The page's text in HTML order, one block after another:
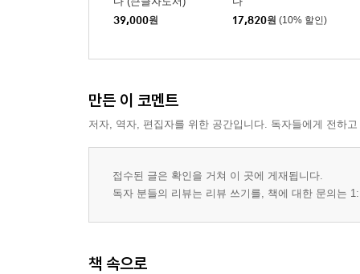
39,000원 17,820원 (10% 할인)
만든 이 코멘트
저자, 역자, 편집자를 위한 공간입니다. 독자들에게 전하
접수된 글은 확인을 거쳐 이 곳에 게재됩니다.
독자 분들의 리뷰는 리뷰 쓰기를, 책에 대한 문의는
책 속으로